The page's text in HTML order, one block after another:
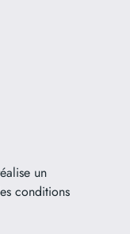
un
conditions